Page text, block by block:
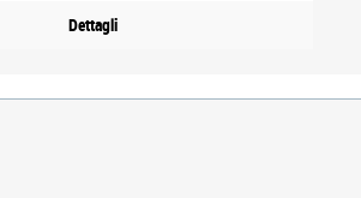
Dettagli